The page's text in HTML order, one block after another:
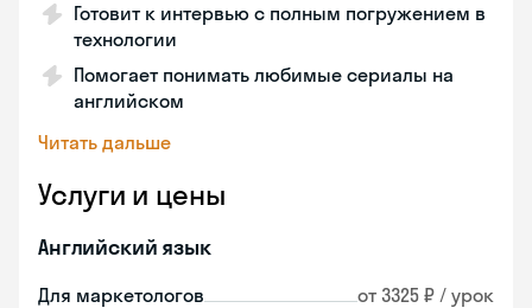
Готовит к интервью с полным погружением в
технологии
Помогает понимать любимые сериалы на
английском
Читать дальше
Услуги и цены
Английский язык
Для маркетологов от 3325 ₽ / урок